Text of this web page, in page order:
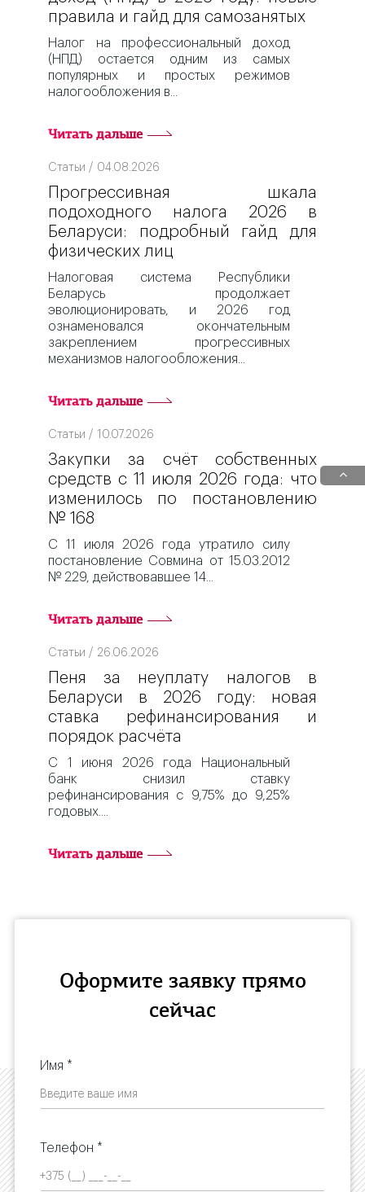
правила и гайд для самозанятых
Налог на профессиональный доход
(НПД) остается одним из самых
популярных и простых режимов
налогообложения в
Читать дальше
Статьи / 04.08.2026
Прогрессивная шкала
подоходного налога 2026 в
Беларуси: подробный гайд для
физических лиц
Налоговая система Республики
Беларусь продолжает
эволюционировать, и 2026 год
ознаменовался окончательным
закреплением прогрессивных
механизмов налогообложения
Читать дальше
Статьи / 10.07.2026
Закупки за счёт собственных
средств с 11 июля 2026 года: что
изменилось по постановлению
№ 168
С 11 июля 2026 года утратило силу
постановление Совмина от 15.03.2012
№ 229, действовавшее 14
Читать дальше
Статьи / 26.06.2026
Пеня за неуплату налогов в
Беларуси в 2026 году: новая
ставка рефинансирования и
порядок расчёта
С 1 июня 2026 года Национальный
банк снизил ставку
рефинансирования с 9,75% до 9,25%
годовых.
Читать дальше
Оформите заявку прямо
сейчас
Имя *
Телефон *